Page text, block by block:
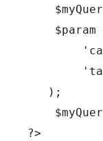
$param
   );
?>